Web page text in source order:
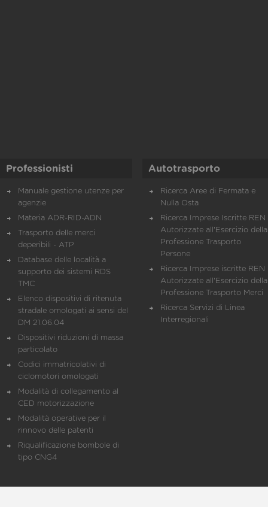
Professionisti
Manuale gestione utenze per
agenzie
Materia ADR-RID-ADN
Trasporto delle merci
deperibili - ATP
Database delle località a
supporto dei sistemi RDS
TMC
Elenco dispositivi di ritenuta
stradale omologati ai sensi del
DM 21.06.04
Dispositivi riduzioni di massa
particolato
Codici immatricolativi di
ciclomotori omologati
Modalità di collegamento al
CED motorizzazione
Modalità operative per il
rinnovo delle patenti
Riqualificazione bombole di
tipo CNG4
Autotrasporto
Ricerca Aree di Fermata e
Nulla Osta
Ricerca Imprese Iscritte REN
Autorizzate all'Esercizio della
Professione Trasporto
Persone
Ricerca Imprese iscritte REN
Autorizzate all'Esercizio della
Professione Trasporto Merci
Ricerca Servizi di Linea
Interregionali